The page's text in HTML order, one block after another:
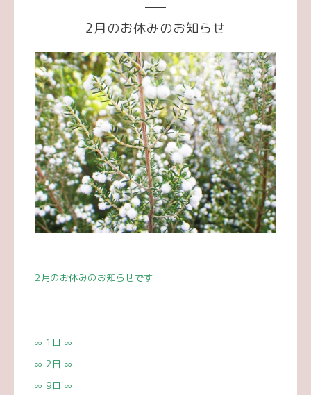
2月のお休みのお知らせ
2月のお休みのお知らせです
∞ 1 日 ∞
∞ 2 日 ∞
∞ 9日 ∞